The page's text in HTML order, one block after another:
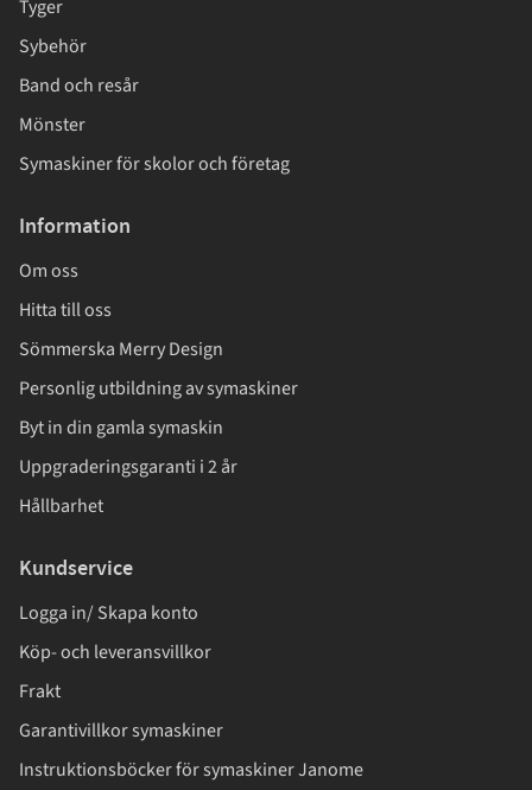
Tyger
Sybehör
Band och resår
Mönster
Symaskiner för skolor och företag
Information
Om oss
Hitta till oss
Sömmerska Merry Design
Personlig utbildning av symaskiner
Byt in din gamla symaskin
Uppgraderingsgaranti i 2 år
Hållbarhet
Kundservice
Logga in/ Skapa konto
Köp- och leveransvillkor
Frakt
Garantivillkor symaskiner
Instruktionsböcker för symaskiner Janome